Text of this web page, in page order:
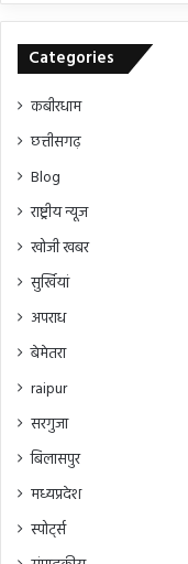
Categories
कबीरधाम
छत्तीसगढ़
Blog
राष्ट्रीय न्यूज
खोजी खबर
सुर्खियां
अपराध
बेमेतरा
raipur
सरगुजा
बिलासपुर
मध्यप्रदेश
स्पोर्ट्स